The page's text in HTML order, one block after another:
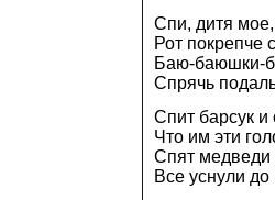
Спи, дитя мое,
Рот покрепче
Баю-баюшки-
Спрячь
Спит барсук и
Что им эти
Спят медведи
Все уснули